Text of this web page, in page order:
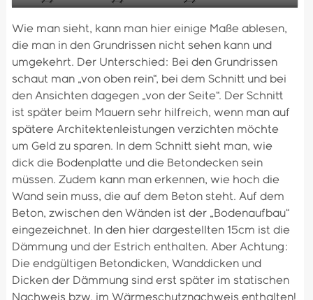
Wie man sieht, kann man hier einige Maße ablesen,
die man in den Grundrissen nicht sehen kann und
umgekehrt. Der Unterschied: Bei den Grundrissen
schaut man „von oben rein“, bei dem Schnitt und bei
den Ansichten dagegen „von der Seite“. Der Schnitt
ist später beim Mauern sehr hilfreich, wenn man auf
spätere Architektenleistungen verzichten möchte
um Geld zu sparen. In dem Schnitt sieht man, wie
dick die Bodenplatte und die Betondecken sein
müssen. Zudem kann man erkennen, wie hoch die
Wand sein muss, die auf dem Beton steht. Auf dem
Beton, zwischen den Wänden ist der „Bodenaufbau“
eingezeichnet. In den hier dargestellten 15cm ist die
Dämmung und der Estrich enthalten. Aber Achtung:
Die endgültigen Betondicken, Wanddicken und
Dicken der Dämmung sind erst später im statischen
Nachweis bzw. im Wärmeschutznachweis enthalten!